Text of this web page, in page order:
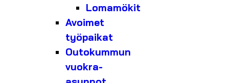
Lomamökit
Avoimet
työpaikat
Outokummun
vuokra-